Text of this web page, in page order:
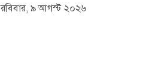
রবিবার, ৯ আগস্ট ২০২৬